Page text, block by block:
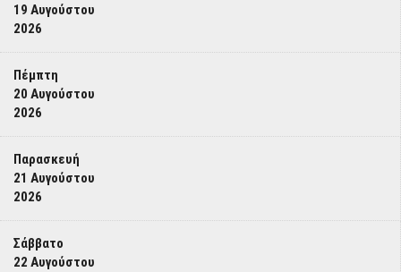
19 Αυγούστου
2026
Πέμπτη
20 Αυγούστου
2026
Παρασκευή
21 Αυγούστου
2026
Σάββατο
22 Αυγούστου